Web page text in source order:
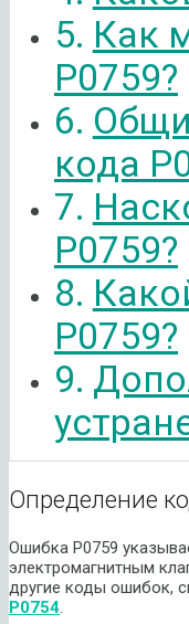
Как
P0759?
кода
P0759?
P0759?
Определение
Ошибка P0759
электромагнитным
другие коды ошибок,
P0754